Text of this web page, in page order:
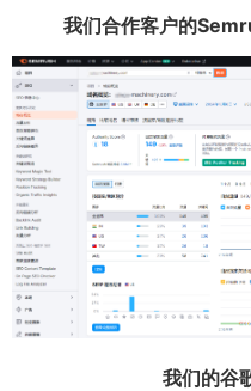
我们合作客户的
我们的谷